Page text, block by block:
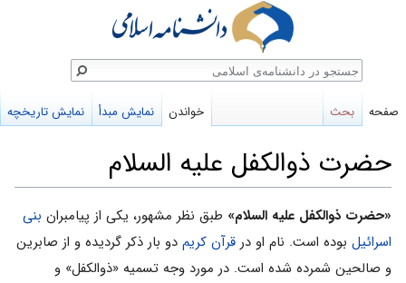
حضرت ذوالکفل علیه السلام
پرش
به
ناوبری
پرش
به
جستجو
«حضرت ذوالکفل علیه السلام» طبق نظر مشهور، یکی از پیامبران بنى
اسرائیل بوده است. نام او در قرآن کریم دو بار ذکر گردیده و از صابرین
و صالحین شمرده شده است. در مورد وجه تسمیه «ذوالکفل» و
صفحه بحث خواندن نمایش مبدأ نمایش تاریخچه
جستجو